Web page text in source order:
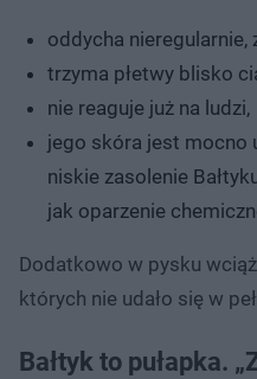
oddycha nieregularnie,
trzyma płetwy blisko
nie reaguje już na ludzi,
jego skóra jest mocno
niskie zasolenie
jak oparzenie
Dodatkowo w pysku
których nie udało się w
Bałtyk to pułapka.